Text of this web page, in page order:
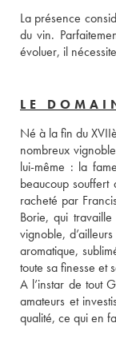
La présence
du vin.
évoluer, il
LE
Né à la fin du
nombreux
lui-même : la
beaucoup
racheté par
Borie, qui
vignoble,
aromatique,
toute sa finesse et
A l’instar de tout
amateurs et
qualité, ce qui en